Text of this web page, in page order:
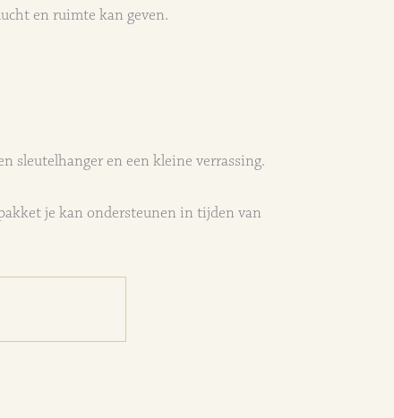
en ruimte kan geven.
sleutelhanger en een kleine verrassing.
je kan ondersteunen in tijden van